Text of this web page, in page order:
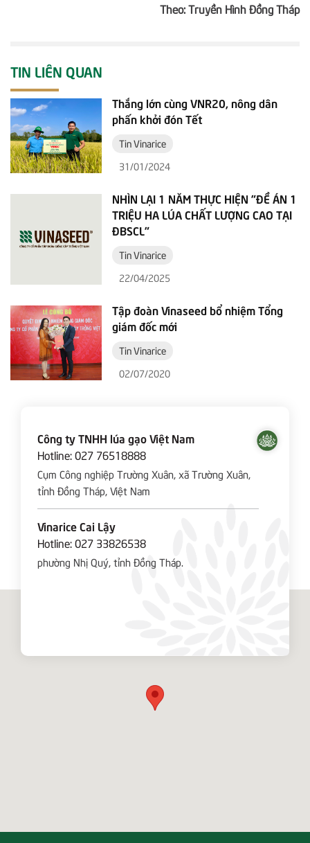
Theo: Truyền Hình Đồng Tháp
TIN LIÊN QUAN
Thắng lớn cùng VNR20, nông dân
phấn khởi đón Tết
Tin Vinarice
31/01/2024
NHÌN LẠI 1 NĂM THỰC HIỆN "ĐỀ ÁN 1
TRIỆU HA LÚA CHẤT LƯỢNG CAO TẠI
ĐBSCL"
Tin Vinarice
22/04/2025
Tập đoàn Vinaseed bổ nhiệm Tổng
giám đốc mới
Tin Vinarice
02/07/2020
Công ty TNHH lúa gạo Việt Nam
Hotline:027 76518888
Cụm Công nghiệp Trường Xuân, xã Trường Xuân,
tỉnh Đồng Tháp, Việt Nam
Vinarice Cai Lậy
Hotline:027 33826538
phường Nhị Quý, tỉnh Đồng Tháp.